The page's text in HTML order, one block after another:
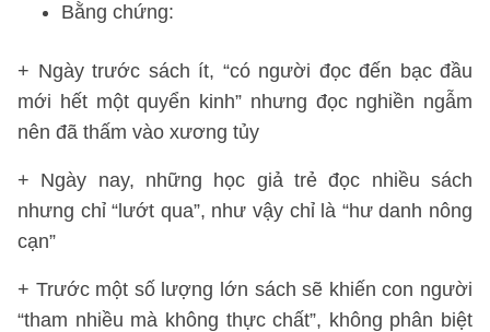
Bằng chứng:
+ Ngày trước sách ít, “có người đọc đến bạc đầu
mới hết một quyển kinh” nhưng đọc nghiền ngẫm
nên đã thấm vào xương tủy
+ Ngày nay, những học giả trẻ đọc nhiều sách
nhưng chỉ “lướt qua”, như vậy chỉ là “hư danh nông
cạn”
+ Trước một số lượng lớn sách sẽ khiến con người
“tham nhiều mà không thực chất”, không phân biệt